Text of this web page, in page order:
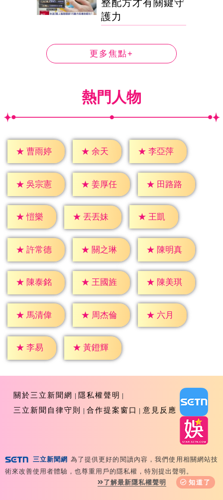
整配方才有關鍵守
護力
更多焦點+
熱門人物
★ 曹雨婷 ★ 余天 ★ 李亞萍
★ 吳宗憲 ★ 姜厚任 ★ 田路路
★ 愷樂 ★ 丟丟妹 ★ 王凱
★ 許常德 ★ 關之琳 ★ 陳明真
★ 陳泰銘 ★ 王國旌 ★ 陳美琪
★ 馬清偉 ★ 周杰倫 ★ 六月
★ 李易 ★ 黃鐙輝
關於三立新聞網
隱私權聲明
三立新聞自律守則
合作提案窗口 意見反應
Copyright ©2026 Sanlih E-Television All Rights
Reserved 版權所有 盜用必究 台北市內湖區舊宗路一段159
號 02-8792-8888
三立新聞網 為了提供更好的閱讀內容，我們使用相關網站技
術來改善使用者體驗，也尊重用戶的隱私權，特別提出聲明。
了解最新隱私權聲明
知道了